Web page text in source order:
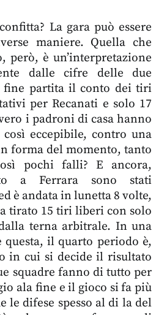
La gara può essere
maniere. Quella che
però, è un’interpretazione
dalle cifre delle due
fine partita il conto dei tiri
per Recanati e solo 17
i padroni di casa hanno
eccepibile, contro una
forma del momento, tanto
pochi falli? E ancora,
a Ferrara sono stati
è andata in lunetta 8 volte,
tirato 15 tiri liberi con solo
terna arbitrale. In una
il quarto periodo è,
in cui si decide il risultato
squadre fanno di tutto per
ala fine e il gioco si fa più
le difese spesso al di la del